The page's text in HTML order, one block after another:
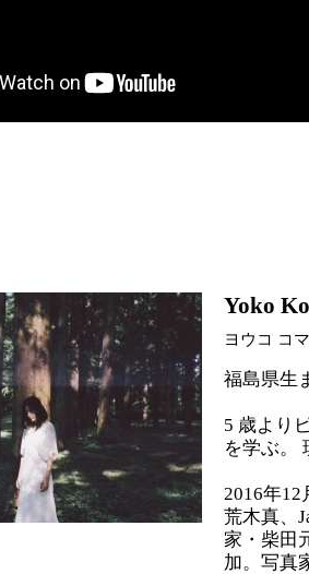
Yoko
ヨウコ コ
福島県生
5 歳より
を学ぶ。
2016年12
荒木真、
家・柴田
加。写真